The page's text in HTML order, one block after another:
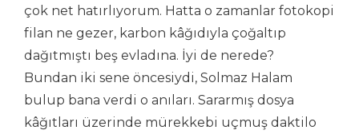
çok net hatırlıyorum. Hatta o zamanlar fotokopi
filan ne gezer, karbon kâğıdıyla çoğaltıp
dağıtmıştı beş evladına. İyi de nerede?
Bundan iki sene öncesiydi, Solmaz Halam
bulup bana verdi o anıları. Sararmış dosya
kâğıtları üzerinde mürekkebi uçmuş daktilo